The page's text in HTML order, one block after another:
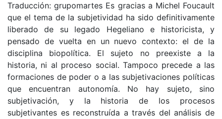
Traducción: grupomartes Es gracias a Michel Foucault
que el tema de la subjetividad ha sido definitivamente
liberado de su legado Hegeliano e historicista, y
pensado de vuelta en un nuevo contexto: el de la
disciplina biopolítica. El sujeto no preexiste a la
historia, ni al proceso social. Tampoco precede a las
formaciones de poder o a las subjetivaciones políticas
que encuentran autonomía. No hay sujeto, sino
subjetivación, y la historia de los procesos
subjetivantes es reconstruída a través del análisis de